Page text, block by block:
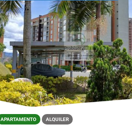
APARTAMENTO ALQUILER